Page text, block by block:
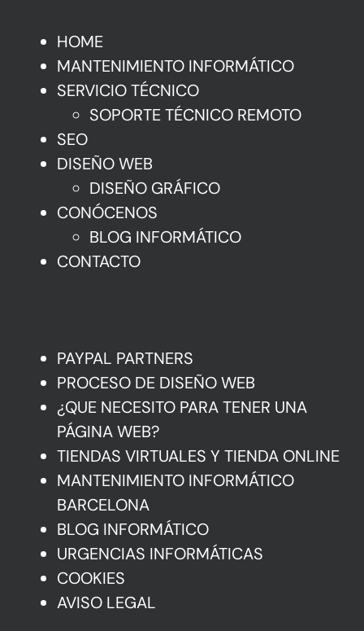
HOME
MANTENIMIENTO INFORMÁTICO
SERVICIO TÉCNICO
SOPORTE TÉCNICO REMOTO
SEO
DISEÑO WEB
DISEÑO GRÁFICO
CONÓCENOS
BLOG INFORMÁTICO
CONTACTO
PAYPAL PARTNERS
PROCESO DE DISEÑO WEB
¿QUE NECESITO PARA TENER UNA
PÁGINA WEB?
TIENDAS VIRTUALES Y TIENDA ONLINE
MANTENIMIENTO INFORMÁTICO
BARCELONA
BLOG INFORMÁTICO
URGENCIAS INFORMÁTICAS
COOKIES
AVISO LEGAL